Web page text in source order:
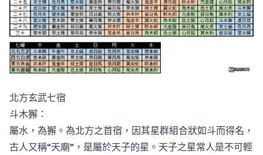
北方玄武七宿
斗木獬：
屬水，為獬。為北方之首宿，因其星群組合狀如斗而得名，
古人又稱“天廟”，是屬於天子的星。天子之星常人是不可輕